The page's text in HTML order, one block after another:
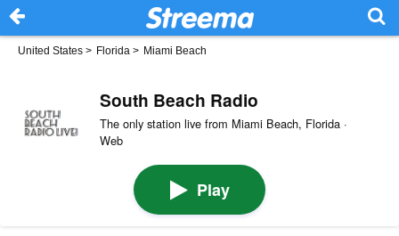
United States > Florida > Miami Beach
South Beach Radio
The only station live from Miami Beach, Florida ·
Web
Play